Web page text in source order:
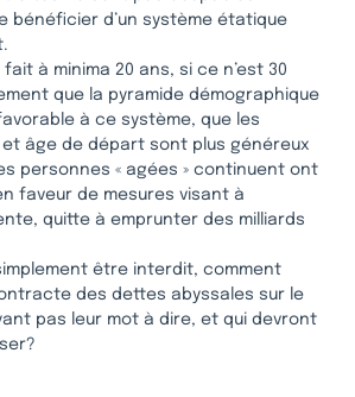
bénéficier d’un système étatique
à minima 20 ans, si ce n’est 30
que la pyramide démographique
à ce système, que les
âge de départ sont plus généreux
personnes « agées » continuent ont
faveur de mesures visant à
quitte à emprunter des milliards
être interdit, comment
des dettes abyssales sur le
pas leur mot à dire, et qui devront